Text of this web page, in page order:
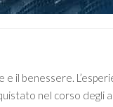
il benessere.
nel corso degli